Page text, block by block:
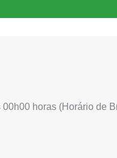
horas (Horário de